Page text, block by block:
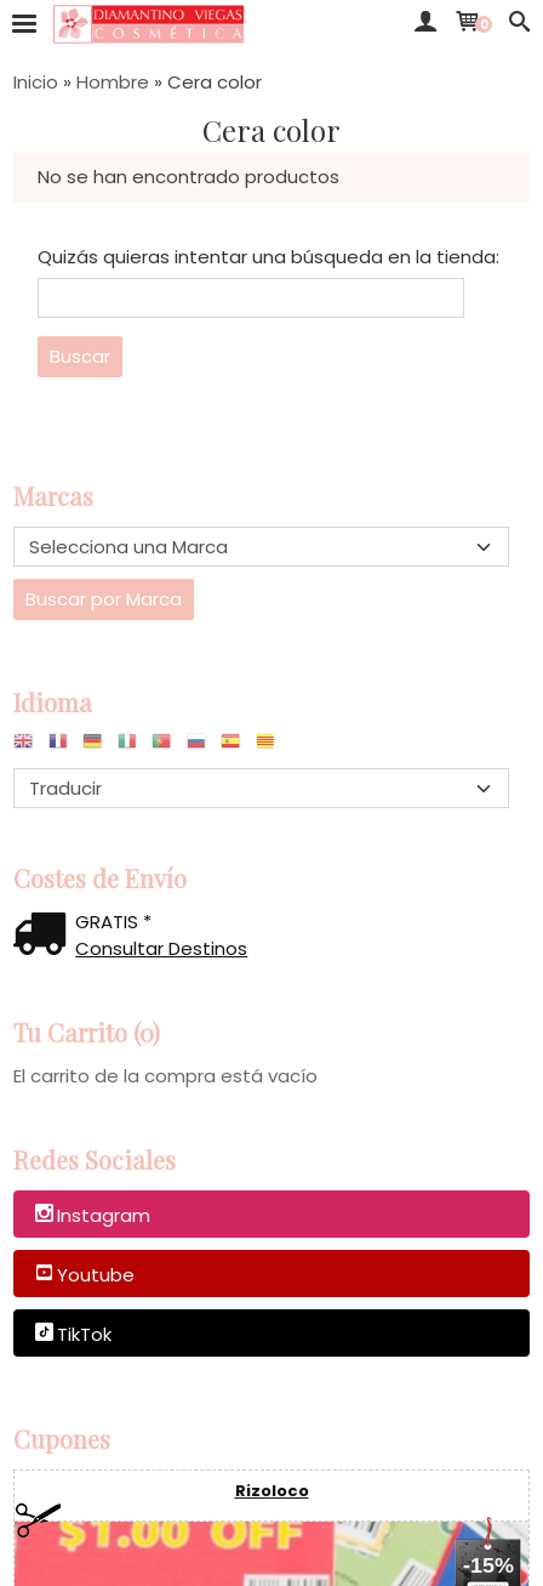
0
Marcas
Idioma
Costes de Envío
GRATIS *
Consultar Destinos
Tu Carrito (0)
El carrito de la compra está vacío
Redes Sociales
Instagram
Youtube
TikTok
Cupones
Rizoloco
-15%
Inicio » Hombre » Cera color
Cera color
No se han encontrado productos
Quizás quieras intentar una búsqueda en la tienda: